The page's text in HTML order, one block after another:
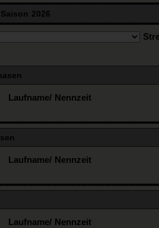
2026
Laufname/ Nennzeit
Laufname/ Nennzeit
Laufname/ Nennzeit